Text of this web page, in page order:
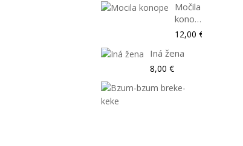
Močila
konope
12,00 €
Iná žena
8,00 €